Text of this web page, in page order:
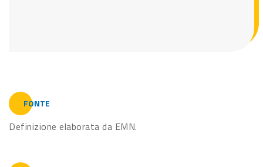
FONTE
Definizione elaborata da EMN.